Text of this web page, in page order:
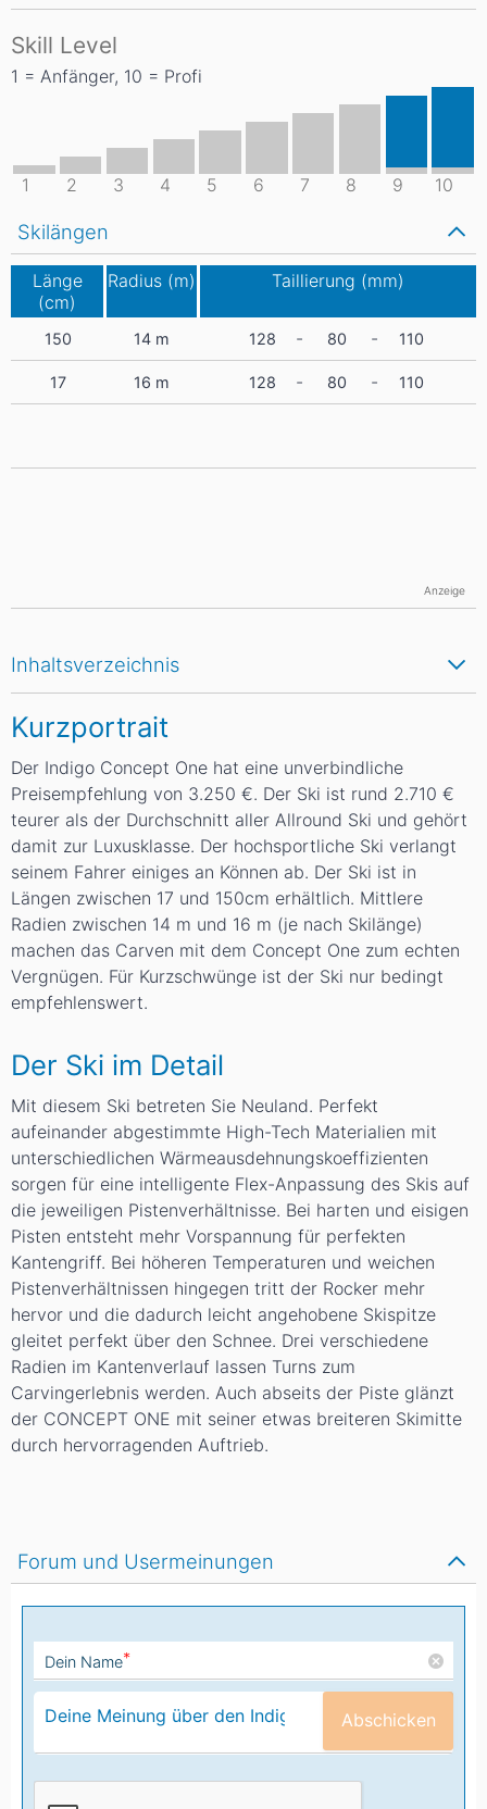
Inhaltsverzeichnis
Kurzportrait
Der Indigo Concept One hat eine unverbindliche
Preisempfehlung von 3.250 €. Der Ski ist rund 2.710 €
teurer als der Durchschnitt aller Allround Ski und gehört
damit zur Luxusklasse. Der hochsportliche Ski verlangt
seinem Fahrer einiges an Können ab. Der Ski ist in
Längen zwischen 17 und 150cm erhältlich. Mittlere
Radien zwischen 14 m und 16 m (je nach Skilänge)
machen das Carven mit dem Concept One zum echten
Vergnügen. Für Kurzschwünge ist der Ski nur bedingt
empfehlenswert.
Der Ski im Detail
Mit diesem Ski betreten Sie Neuland. Perfekt
aufeinander abgestimmte High-Tech Materialien mit
unterschiedlichen Wärmeausdehnungskoeffizienten
sorgen für eine intelligente Flex-Anpassung des Skis auf
die jeweiligen Pistenverhältnisse. Bei harten und eisigen
Pisten entsteht mehr Vorspannung für perfekten
Kantengriff. Bei höheren Temperaturen und weichen
Pistenverhältnissen hingegen tritt der Rocker mehr
hervor und die dadurch leicht angehobene Skispitze
gleitet perfekt über den Schnee. Drei verschiedene
Radien im Kantenverlauf lassen Turns zum
Carvingerlebnis werden. Auch abseits der Piste glänzt
der CONCEPT ONE mit seiner etwas breiteren Skimitte
durch hervorragenden Auftrieb.
Forum und Usermeinungen
Dein Name*
Abschicken
Anzeige
Skill Level
1 = Anfänger, 10 = Profi
1 2 3 4 5 6 7 8 9 10
Skilängen
Länge
(cm)
Radius (m) Taillierung (mm)
150 14 m 128 - 80 - 110
17 16 m 128 - 80 - 110